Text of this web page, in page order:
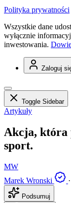
Polityka prywatności
Wszystkie dane
wyłącznie
inwestowania.
Zaloguj
Toggle Sidebar
Artykuły
Akcja, która
sport.
MW
Marek Wronski
·
Podsumuj